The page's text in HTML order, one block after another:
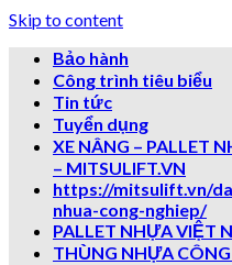
Skip to content
Bảo hành
Công trình tiêu biểu
Tin tức
Tuyển dụng
XE NÂNG – PALLET
– MITSULIFT.VN
https://mitsulift.vn/
nhua-cong-nghiep/
PALLET NHỰA VIỆT
THÙNG NHỰA